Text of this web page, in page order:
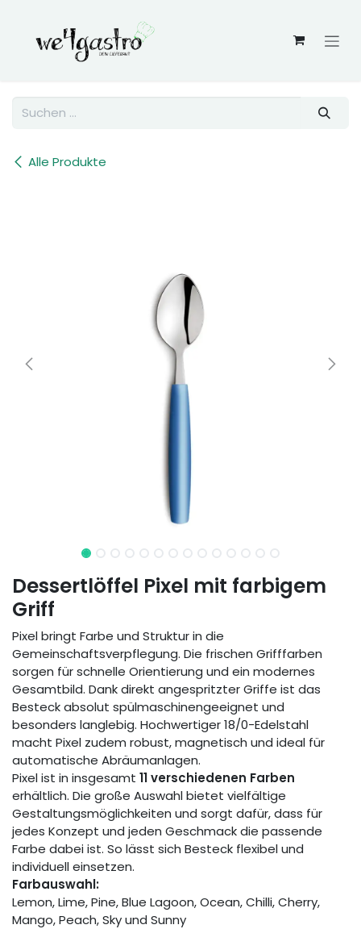
Alle Produkte
Dessertlöffel Pixel mit farbigem
Griff
Pixel bringt Farbe und Struktur in die
Gemeinschaftsverpflegung. Die frischen Grifffarben
sorgen für schnelle Orientierung und ein modernes
Gesamtbild. Dank direkt angespritzter Griffe ist das
Besteck absolut spülmaschinengeeignet und
besonders langlebig. Hochwertiger 18/0-Edelstahl
macht Pixel zudem robust, magnetisch und ideal für
automatische Abräumanlagen.
Pixel ist in insgesamt 11 verschiedenen Farben
erhältlich. Die große Auswahl bietet vielfältige
Gestaltungsmöglichkeiten und sorgt dafür, dass für
jedes Konzept und jeden Geschmack die passende
Farbe dabei ist. So lässt sich Besteck flexibel und
individuell einsetzen.
Farbauswahl:
Lemon, Lime, Pine, Blue Lagoon, Ocean, Chilli, Cherry,
Mango, Peach, Sky und Sunny